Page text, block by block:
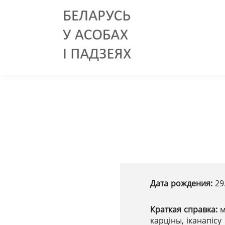
Дата рождения:
Краткая справка:
карціны, іканапісу